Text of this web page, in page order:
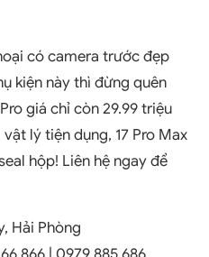
có camera trước đẹp
kiện này thì đừng quên
giá chỉ còn 29.99 triệu
lý tiện dụng, 17 Pro Max
hộp! Liên hệ ngay để
Hải Phòng